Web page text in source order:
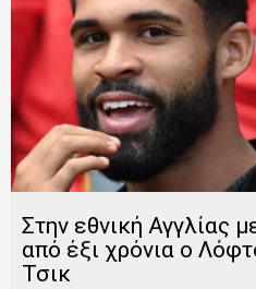
Στην εθνική Αγγλίας
από έξι χρόνια ο
Τσικ